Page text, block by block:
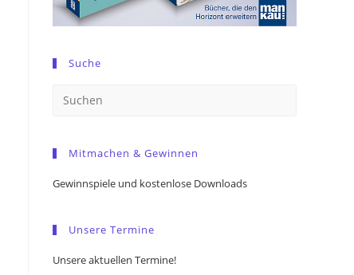
Suche
Mitmachen & Gewinnen
Gewinnspiele und kostenlose Downloads
Unsere Termine
Unsere aktuellen Termine!